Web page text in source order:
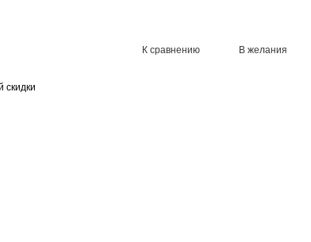
К сравнению В желания
скидки